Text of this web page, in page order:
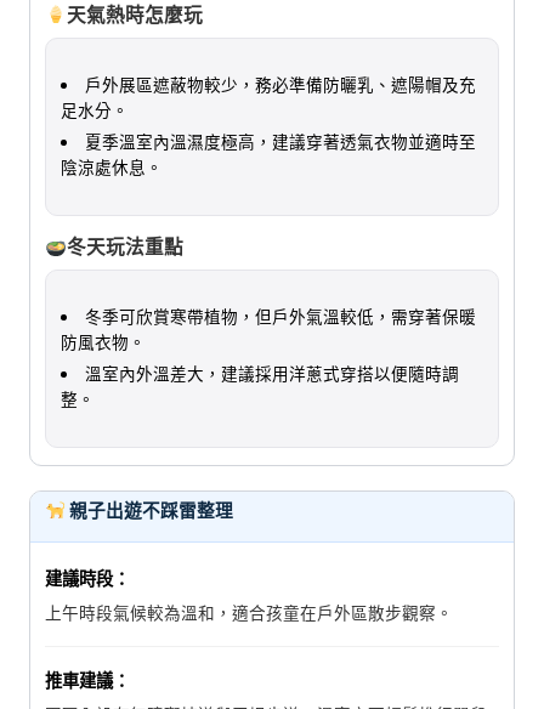
天氣熱時怎麼玩
戶外展區遮蔽物較少，務必準備防曬乳、遮陽帽及充
足水分。
夏季溫室內溫濕度極高，建議穿著透氣衣物並適時至
陰涼處休息。
冬天玩法重點
冬季可欣賞寒帶植物，但戶外氣溫較低，需穿著保暖
防風衣物。
溫室內外溫差大，建議採用洋蔥式穿搭以便隨時調
整。
親子出遊不踩雷整理
建議時段：
上午時段氣候較為溫和，適合孩童在戶外區散步觀察。
推車建議：